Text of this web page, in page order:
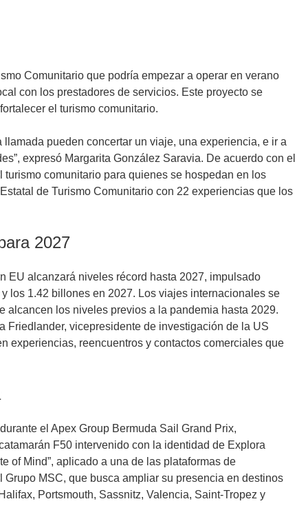
Comunitario que podría empezar a operar en verano
con los prestadores de servicios. Este proyecto se
el turismo comunitario.
pueden concertar un viaje, una experiencia, e ir a
expresó Margarita González Saravia. De acuerdo con el
comunitario para quienes se hospedan en los
de Turismo Comunitario con 22 experiencias que los
2027
EU alcanzará niveles récord hasta 2027, impulsado
los 1.42 billones en 2027. Los viajes internacionales se
alcancen los niveles previos a la pandemia hasta 2029.
vicepresidente de investigación de la US
experiencias, reencuentros y contactos comerciales que
el Apex Group Bermuda Sail Grand Prix,
F50 intervenido con la identidad de Explora
of Mind”, aplicado a una de las plataformas de
MSC, que busca ampliar su presencia en destinos
Portsmouth, Sassnitz, Valencia, Saint-Tropez y